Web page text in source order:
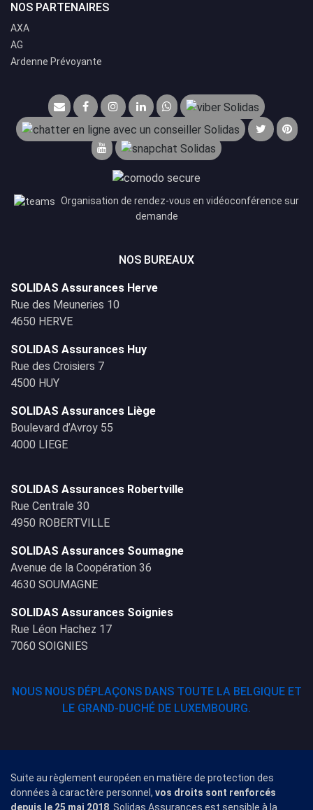
NOS PARTENAIRES
AXA
AG
Ardenne Prévoyante
Organisation de rendez-vous en vidéoconférence sur
demande
NOS BUREAUX
SOLIDAS Assurances Herve
Rue des Meuneries 10
4650 HERVE
SOLIDAS Assurances Huy
Rue des Croisiers 7
4500 HUY
SOLIDAS Assurances Liège
Boulevard d’Avroy 55
4000 LIEGE
SOLIDAS Assurances Robertville
Rue Centrale 30
4950 ROBERTVILLE
SOLIDAS Assurances Soumagne
Avenue de la Coopération 36
4630 SOUMAGNE
SOLIDAS Assurances Soignies
Rue Léon Hachez 17
7060 SOIGNIES
NOUS NOUS DÉPLAÇONS DANS TOUTE LA BELGIQUE ET
LE GRAND-DUCHÉ DE LUXEMBOURG.
Suite au règlement européen en matière de protection des
données à caractère personnel, vos droits sont renforcés
depuis le 25 mai 2018 . Solidas Assurances est sensible à la